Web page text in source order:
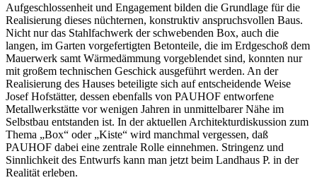
Aufgeschlossenheit und Engagement bilden die Grundlage für die
Realisierung dieses nüchternen, konstruktiv anspruchsvollen Baus.
Nicht nur das Stahlfachwerk der schwebenden Box, auch die
langen, im Garten vorgefertigten Betonteile, die im Erdgeschoß dem
Mauerwerk samt Wärmedämmung vorgeblendet sind, konnten nur
mit großem technischen Geschick ausgeführt werden. An der
Realisierung des Hauses beteiligte sich auf entscheidende Weise
Josef Hofstätter, dessen ebenfalls von PAUHOF entworfene
Metallwerkstätte vor wenigen Jahren in unmittelbarer Nähe im
Selbstbau entstanden ist. In der aktuellen Architekturdiskussion zum
Thema „Box“ oder „Kiste“ wird manchmal vergessen, daß
PAUHOF dabei eine zentrale Rolle einnehmen. Stringenz und
Sinnlichkeit des Entwurfs kann man jetzt beim Landhaus P. in der
Realität erleben.